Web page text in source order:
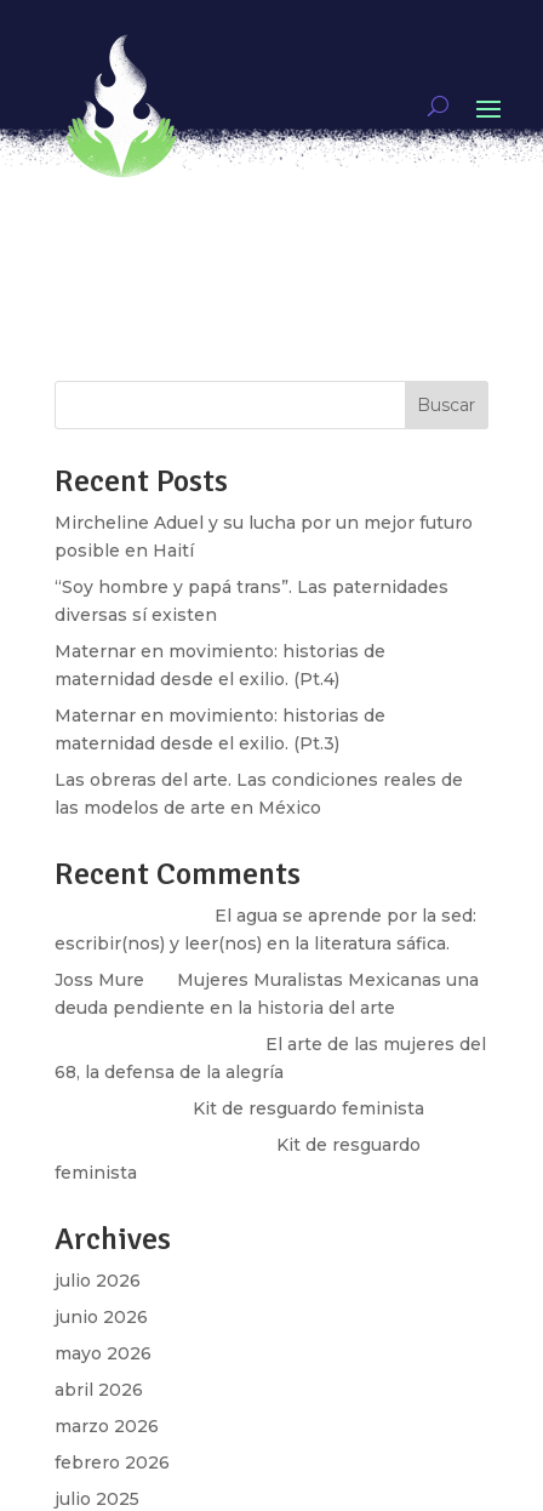
Ya estamos sanando, apapachar a la niña que
fuimos
porCitlalli Dunne Artivismo
Hace ya algunas semanas publiqué una
Buscar
Recent Posts
Mircheline Aduel y su lucha por un mejor futuro
posible en Haití
“Soy hombre y papá trans”. Las paternidades
diversas sí existen
Maternar en movimiento: historias de
maternidad desde el exilio. (Pt.4)
Maternar en movimiento: historias de
maternidad desde el exilio. (Pt.3)
Las obreras del arte. Las condiciones reales de
las modelos de arte en México
Recent Comments
El agua se aprende por la sed:
escribir(nos) y leer(nos) en la literatura sáfica.
Joss Mure
Mujeres Muralistas Mexicanas una
deuda pendiente en la historia del arte
El arte de las mujeres del
68, la defensa de la alegría
Kit de resguardo feminista
Kit de resguardo
feminista
Archives
julio 2026
junio 2026
mayo 2026
abril 2026
marzo 2026
febrero 2026
julio 2025